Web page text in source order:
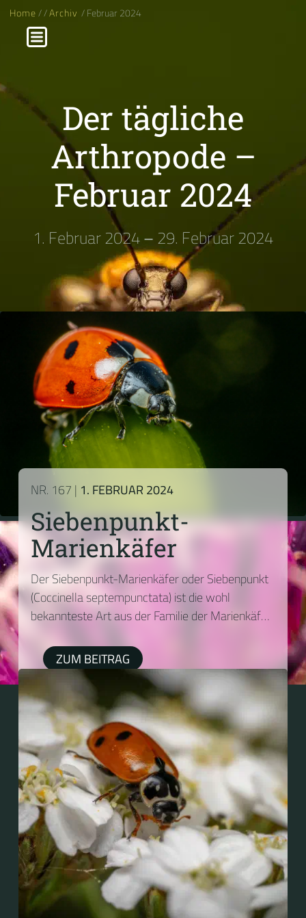
Home//Archiv / Februar 2024
Der tägliche
Arthropode –
Februar 2024
1. Februar 2024–29. Februar 2024
NR. 167 | 1. FEBRUAR 2024
Siebenpunkt-
Marienkäfer
Der Siebenpunkt-Marienkäfer oder Siebenpunkt
(Coccinella septempunctata) ist die wohl
bekannteste Art aus der Familie der Marienkäfer
ZUM BEITRAG